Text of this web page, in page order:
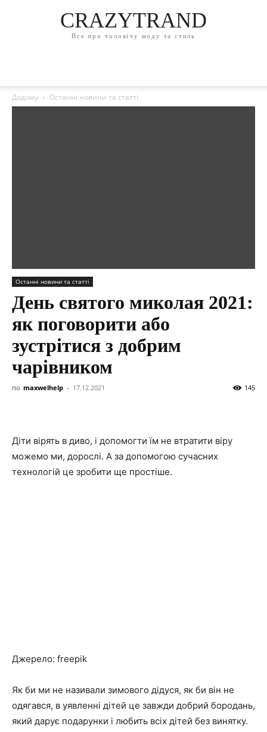
CRAZYTRAND
Все про чоловічу моду та стиль
Додому Останні новини та статті
Останні новини та статті
День святого миколая 2021:
як поговорити або
зустрітися з добрим
чарівником
по maxwelhelp - 17.12.2021 145
Діти вірять в диво, і допомогти їм не втратити віру
можемо ми, дорослі. А за допомогою сучасних
технологій це зробити ще простіше.
Джерело: freepik
Як би ми не називали зимового дідуся, як би він не
одягався, в уявленні дітей це завжди добрий бородань,
який дарує подарунки і любить всіх дітей без винятку.